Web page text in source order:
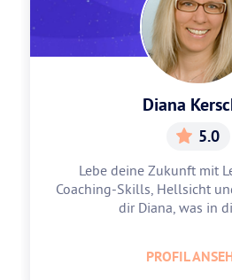
Diana
5.0
Lebe deine Zukunft mit
Coaching-Skills, Hellsicht
dir Diana, was in
PROFIL